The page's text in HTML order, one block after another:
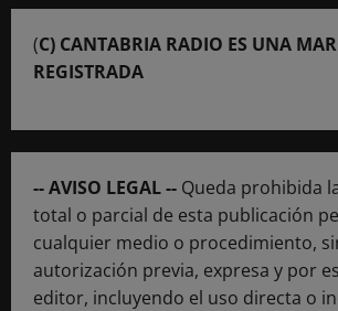
(C) CANTABRIA RADIO ES UNA
REGISTRADA
-- AVISO LEGAL -- Queda prohibida
total o parcial de esta publicación
cualquier medio o procedimiento,
autorización previa, expresa y por
editor, incluyendo el uso directa o